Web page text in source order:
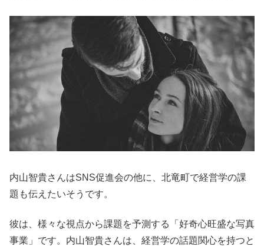
内山智貴さんはSNS促進会の他に、北竜町で経営学の課
題も伝えたいそうです。
彼は、様々な視点から課題を予測する「好奇心旺盛な写真
事業」です。内山智貴さんは、経営学の話題関心を持つと